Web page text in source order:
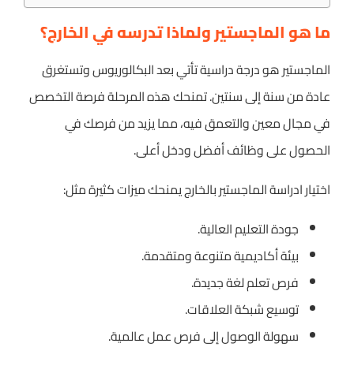
ما هو الماجستير ولماذا تدرسه في الخارج؟
الماجستير هو درجة دراسية تأتي بعد البكالوريوس وتستغرق
عادة من سنة إلى سنتين. تمنحك هذه المرحلة فرصة التخصص
في مجال معين والتعمق فيه، مما يزيد من فرصك في
الحصول على وظائف أفضل ودخل أعلى.
اختيار ادراسة الماجستير بالخارج يمنحك ميزات كثيرة مثل:
جودة التعليم العالية.
بيئة أكاديمية متنوعة ومتقدمة.
فرص تعلم لغة جديدة.
توسيع شبكة العلاقات.
سهولة الوصول إلى فرص عمل عالمية.